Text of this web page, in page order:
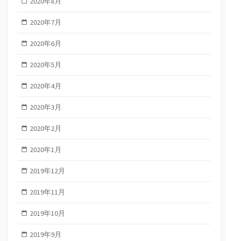
2020年7月
2020年6月
2020年5月
2020年4月
2020年3月
2020年2月
2020年1月
2019年12月
2019年11月
2019年10月
2019年9月